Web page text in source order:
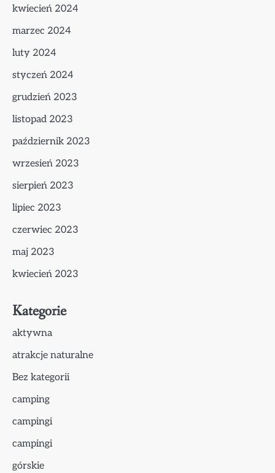
kwiecień 2024
marzec 2024
luty 2024
styczeń 2024
grudzień 2023
listopad 2023
październik 2023
wrzesień 2023
sierpień 2023
lipiec 2023
czerwiec 2023
maj 2023
kwiecień 2023
Kategorie
aktywna
atrakcje naturalne
Bez kategorii
camping
campingi
campingi
górskie